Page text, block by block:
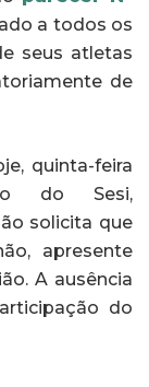
a todos os
seus atletas
de
quinta-feira
do Sesi,
solicita que
apresente
A ausência
do